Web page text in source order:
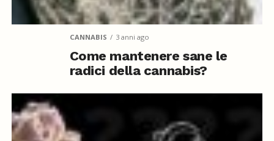
CANNABIS 3 anni ago
Come mantenere sane le
radici della cannabis?